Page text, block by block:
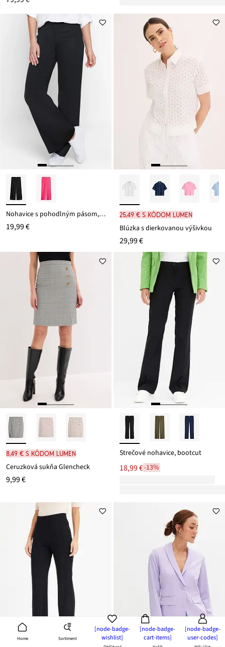
Home Sortiment
[node-badge-
wishlist]
[node-badge-
cart-items]
[node-badge-
user-codes]
Nohavice s pohodlným pásom, Marlene
19,99 €
25,49 € s kódom LUMEN
Blúzka s dierkovanou výšivkou
29,99 €
8,49 € s kódom LUMEN
Ceruzková sukňa Glencheck
9,99 €
Strečové nohavice, bootcut
18,99 €-13%